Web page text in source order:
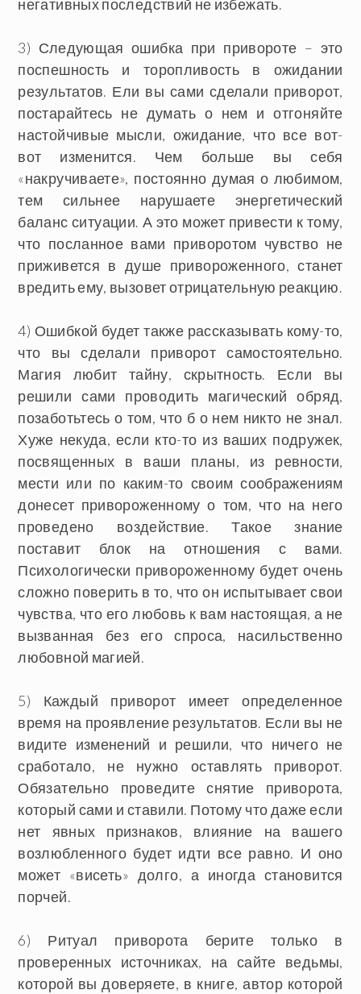
негативных последствий не избежать.
3) Следующая ошибка при привороте – это
поспешность и торопливость в ожидании
результатов. Ели вы сами сделали приворот,
постарайтесь не думать о нем и отгоняйте
настойчивые мысли, ожидание, что все вот-
вот изменится. Чем больше вы себя
«накручиваете», постоянно думая о любимом,
тем сильнее нарушаете энергетический
баланс ситуации. А это может привести к тому,
что посланное вами приворотом чувство не
приживется в душе привороженного, станет
вредить ему, вызовет отрицательную реакцию.
4) Ошибкой будет также рассказывать кому-то,
что вы сделали приворот самостоятельно.
Магия любит тайну, скрытность. Если вы
решили сами проводить магический обряд,
позаботьтесь о том, что б о нем никто не знал.
Хуже некуда, если кто-то из ваших подружек,
посвященных в ваши планы, из ревности,
мести или по каким-то своим соображениям
донесет привороженному о том, что на него
проведено воздействие. Такое знание
поставит блок на отношения с вами.
Психологически привороженному будет очень
сложно поверить в то, что он испытывает свои
чувства, что его любовь к вам настоящая, а не
вызванная без его спроса, насильственно
любовной магией.
5) Каждый приворот имеет определенное
время на проявление результатов. Если вы не
видите изменений и решили, что ничего не
сработало, не нужно оставлять приворот.
Обязательно проведите снятие приворота,
который сами и ставили. Потому что даже если
нет явных признаков, влияние на вашего
возлюбленного будет идти все равно. И оно
может «висеть» долго, а иногда становится
порчей.
6) Ритуал приворота берите только в
проверенных источниках, на сайте ведьмы,
которой вы доверяете, в книге, автор которой